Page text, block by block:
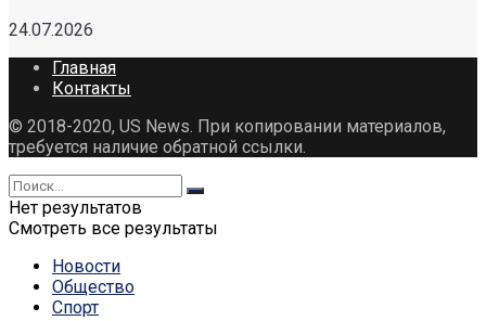
24.07.2026
Главная
Контакты
© 2018-2020, US News. При копировании материалов,
требуется наличие обратной ссылки.
Нет результатов
Смотреть все результаты
Новости
Общество
Спорт